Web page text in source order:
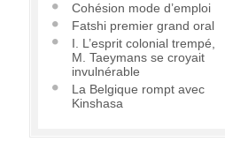
Cohésion mode d’emploi
Fatshi premier grand oral
I. L’esprit colonial trempé,
M. Taeymans se croyait
invulnérable
La Belgique rompt avec
Kinshasa